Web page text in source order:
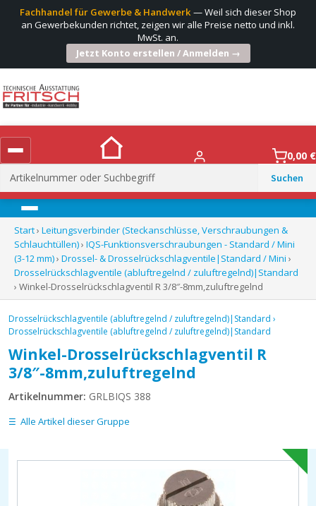
Fachhandel für Gewerbe & Handwerk— Weil sich dieser Shop
an Gewerbekunden richtet, zeigen wir alle Preise netto und inkl.
MwSt. an.
Jetzt Konto erstellen / Anmelden →
Suchen
nach:
0,00 €
Menü
Start› Leitungsverbinder (Steckanschlüsse, Verschraubungen &
Schlauchtüllen)› IQS-Funktionsverschraubungen - Standard / Mini
(3-12 mm)› Drossel- & Drosselrückschlagventile|Standard / Mini ›
Drosselrückschlagventile (abluftregelnd / zuluftregelnd)|Standard
› Winkel-Drosselrückschlagventil R 3/8″-8mm,zuluftregelnd
Drosselrückschlagventile (abluftregelnd / zuluftregelnd)|Standard ›
Drosselrückschlagventile (abluftregelnd / zuluftregelnd)|Standard
Winkel-Drosselrückschlagventil R
3/8″-8mm,zuluftregelnd
Artikelnummer: GRLBIQS 388
Alle Artikel dieser Gruppe